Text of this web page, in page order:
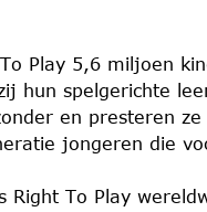
Play 5,6 miljoen
hun spelgerichte
en presteren
jongeren die
Right To Play